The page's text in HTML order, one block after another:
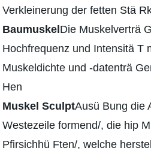
Verkleinerung der fetten Stä
BaumuskelDie Muskelverträ
Hochfrequenz und Intensitä T
Muskeldichte und -datenträ
Hen
Muskel SculptAusü Bung die
Westezeile formend/, die hip
Pfirsichhü Ften/, welche